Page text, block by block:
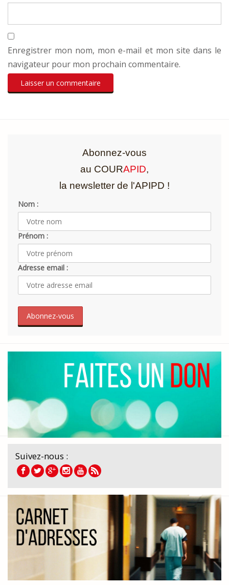
Enregistrer mon nom, mon e-mail et mon site dans le
navigateur pour mon prochain commentaire.
Abonnez-vous
au COURAPID,
la newsletter de l'APIPD !
Nom :
Prénom :
Adresse email :
Suivez-nous :